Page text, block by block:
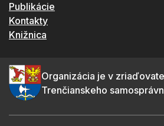
Publikácie
Kontakty
Knižnica
Organizácia je v
Trenčianskeho